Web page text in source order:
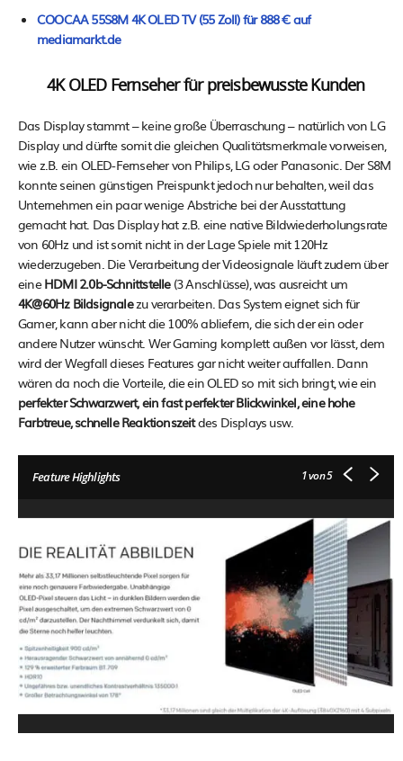
COOCAA 55S8M 4K OLED TV (55 Zoll) für 888 € auf
mediamarkt.de
4K OLED Fernseher für preisbewusste Kunden
Das Display stammt – keine große Überraschung – natürlich von LG
Display und dürfte somit die gleichen Qualitätsmerkmale vorweisen,
wie z.B. ein OLED-Fernseher von Philips, LG oder Panasonic. Der S8M
konnte seinen günstigen Preispunkt jedoch nur behalten, weil das
Unternehmen ein paar wenige Abstriche bei der Ausstattung
gemacht hat. Das Display hat z.B. eine native Bildwiederholungsrate
von 60Hz und ist somit nicht in der Lage Spiele mit 120Hz
wiederzugeben. Die Verarbeitung der Videosignale läuft zudem über
eineHDMI 2.0b-Schnittstelle(3 Anschlüsse), was ausreicht um
4K@60Hz Bildsignalezu verarbeiten. Das System eignet sich für
Gamer, kann aber nicht die 100% abliefern, die sich der ein oder
andere Nutzer wünscht. Wer Gaming komplett außen vor lässt, dem
wird der Wegfall dieses Features gar nicht weiter auffallen. Dann
wären da noch die Vorteile, die ein OLED so mit sich bringt, wie ein
perfekter Schwarzwert, ein fast perfekter Blickwinkel, eine hohe
Farbtreue, schnelle Reaktionszeitdes Displays usw.
Feature Highlights 1von 5